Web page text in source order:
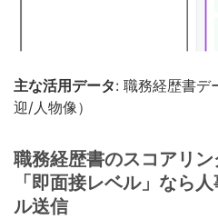
主な活用データ: 職務経歴書デ
迎/人物像）
職務経歴書のスコアリン
「即面接レベル」なら
ル送信